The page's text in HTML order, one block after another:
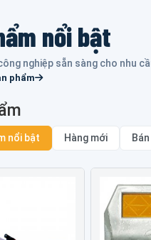
nổi bật
nghiệp sẵn sàng cho nhu
phẩm
nổi bật Hàng mới